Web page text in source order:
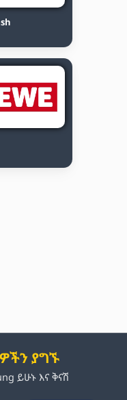
ያግኙ
ይሁኑ እና ቅናሽ